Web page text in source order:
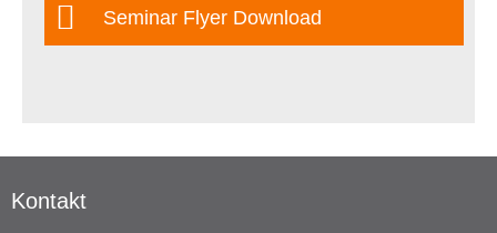
Seminar Flyer Download
Kontakt